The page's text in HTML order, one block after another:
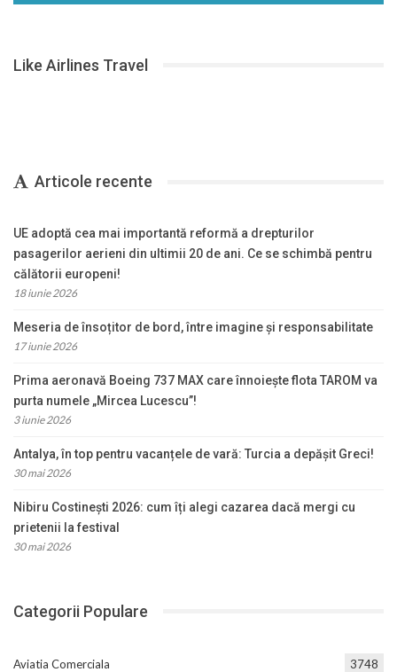
Like Airlines Travel
Articole recente
UE adoptă cea mai importantă reformă a drepturilor
pasagerilor aerieni din ultimii 20 de ani. Ce se schimbă pentru
călătorii europeni!
18 iunie 2026
Meseria de însoțitor de bord, între imagine și responsabilitate
17 iunie 2026
Prima aeronavă Boeing 737 MAX care înnoiește flota TAROM va
purta numele „Mircea Lucescu”!
3 iunie 2026
Antalya, în top pentru vacanțele de vară: Turcia a depășit Greci!
30 mai 2026
Nibiru Costinești 2026: cum îți alegi cazarea dacă mergi cu
prietenii la festival
30 mai 2026
Categorii Populare
Aviatia Comerciala 3748